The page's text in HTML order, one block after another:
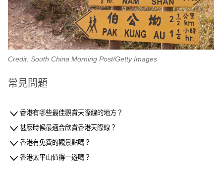
Credit: South China Morning Post/Getty Images
常見問題
香港有哪些最佳觀賞天際線的地方？
甚麼時候最適合欣賞香港天際線？
香港有免費的觀景點嗎？
香港太平山值得一遊嗎？